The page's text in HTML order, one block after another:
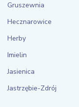
Gruszewnia
Hecznarowice
Herby
Imielin
Jasienica
Jastrzębie-Zdrój